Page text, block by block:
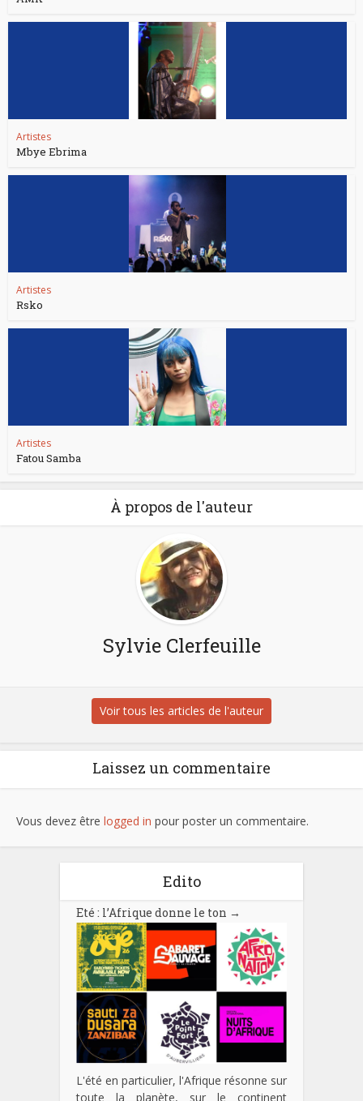
Artistes
Mbye Ebrima
Artistes
Rsko
Artistes
Fatou Samba
À propos de l'auteur
Sylvie Clerfeuille
Voir tous les articles de l'auteur
Laissez un commentaire
Vous devez être logged in pour poster un commentaire.
Edito
Eté : l’Afrique donne le ton →
L'été en particulier, l'Afrique résonne sur
toute la planète, sur le continent